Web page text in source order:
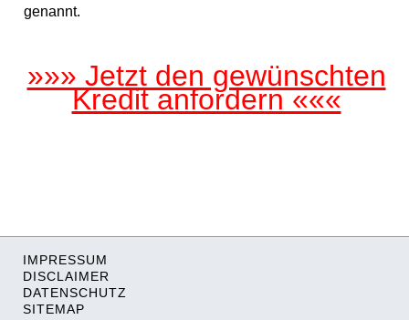
genannt.
»»» Jetzt den gewünschten
Kredit anfordern «««
IMPRESSUM
DISCLAIMER
DATENSCHUTZ
SITEMAP